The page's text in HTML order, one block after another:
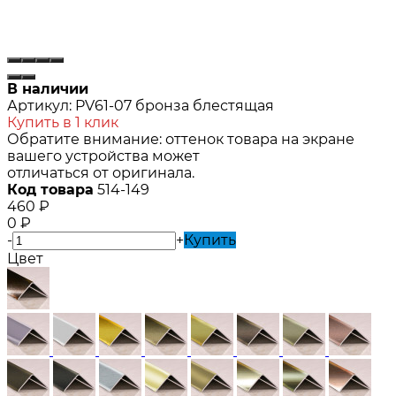
В наличии
Артикул: PV61-07 бронза блестящая
Купить в 1 клик
Обратите внимание: оттенок товара на экране
вашего устройства может
отличаться от оригинала.
Код товара 514-149
460 ₽
0 ₽
-
+Купить
Цвет